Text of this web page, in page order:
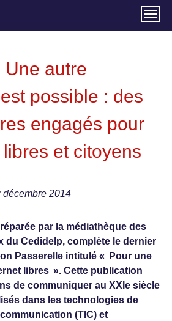
Une autre
possible : des
engagés pour
et citoyens
2014
par la médiathèque des
du Cedidelp, complète le dernier
Passerelle intitulé « Pour une
libres ». Cette publication
de communiquer au XXIe siècle
dans les technologies de
(TIC) et